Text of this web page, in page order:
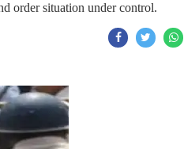
order situation under control.